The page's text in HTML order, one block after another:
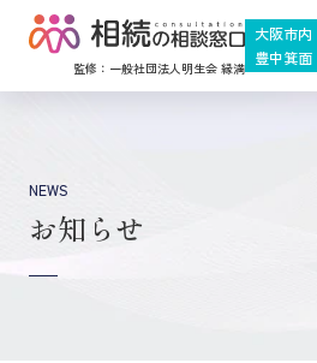
監修：一般社団法人明生会 縁満
大阪市内
豊中箕面
NEWS
お知らせ